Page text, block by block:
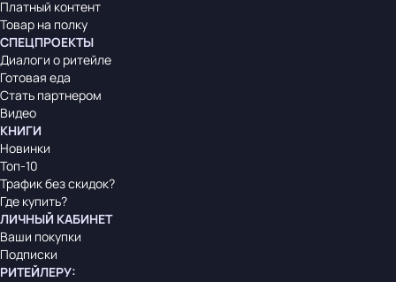
Платный контент
Товар на полку
СПЕЦПРОЕКТЫ
Диалоги о ритейле
Готовая еда
Стать партнером
Видео
КНИГИ
Новинки
Топ-10
Трафик без скидок?
Где купить?
ЛИЧНЫЙ КАБИНЕТ
Ваши покупки
Подписки
РИТЕЙЛЕРУ: